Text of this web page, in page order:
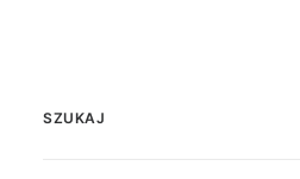
SZUKAJ